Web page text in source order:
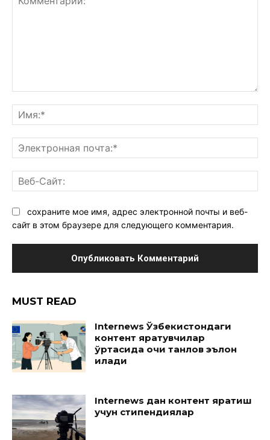
сохраните мое имя, адрес электронной почты и веб-
сайт в этом браузере для следующего комментария.
MUST READ
Internews Ўзбекистондаги
контент яратувчилар
ўртасида очиқ танлов эълон
қилади
Internews дан контент яратиш
учун стипендиялар